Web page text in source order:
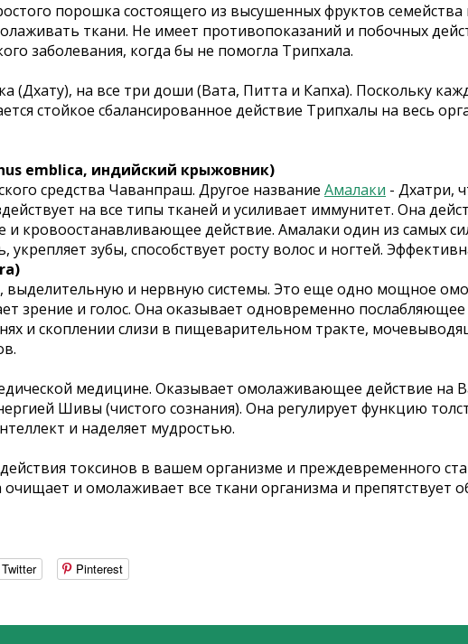
порошка состоящего из высушенных фруктов
ткани. Не имеет противопоказаний и побочных
заболевания, когда бы не помогла Трипхала.
(Дхату), на все три доши (Вата, Питта и Капха). Поскольку
стойкое сбалансированное действие Трипхалы на весь
emblica, индийский крыжовник)
средства Чаванпраш. Другое название Амалаки - Дхатри,
на все типы тканей и усиливает иммунитет. Она
и кровоостанавливающее действие. Амалаки один из самых
зубы, способствует росту волос и ногтей.
и нервную системы. Это еще одно мощное
зрение и голос. Она оказывает одновременно
и скоплении слизи в пищеварительном тракте,
медицине. Оказывает омолаживающее действие на
Шивы (чистого сознания). Она регулирует функцию
и наделяет мудростью.
токсинов в вашем организме и преждевременного
и омолаживает все ткани организма и препятствует
Twitter Pinterest